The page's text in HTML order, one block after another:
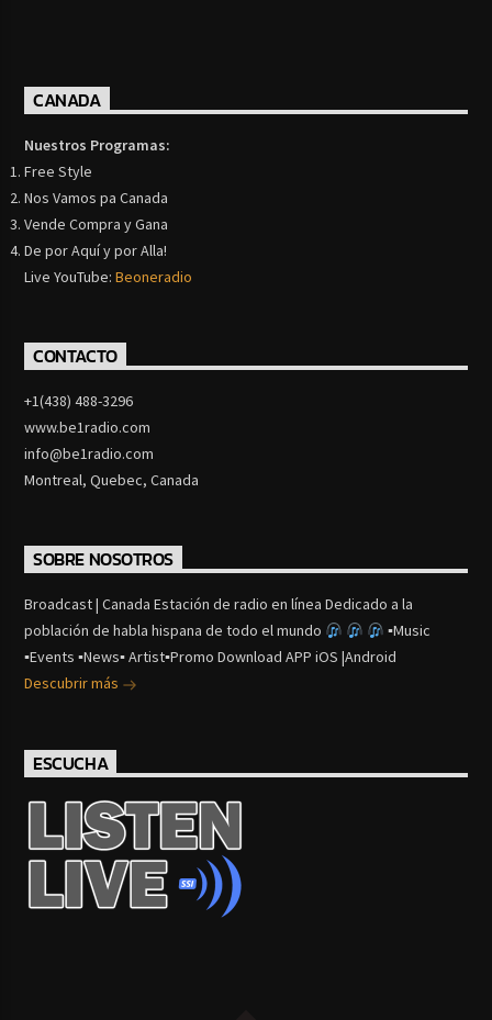
CANADA
Nuestros Programas:
Free Style
Nos Vamos pa Canada
Vende Compra y Gana
De por Aquí y por Alla!
Live YouTube:Beoneradio
CONTACTO
+1(438) 488-3296
www.be1radio.com
info@be1radio.com
Montreal, Quebec, Canada
SOBRE NOSOTROS
Broadcast | Canada Estación de radio en línea Dedicado a la
población de habla hispana de todo el mundo
▪Music
▪Events ▪News▪ Artist▪Promo Download APP iOS |Android
Descubrir más
ESCUCHA